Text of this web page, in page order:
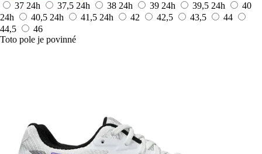
37 24h 37,5 24h 38 24h 39 24h 39,5 24h
40
24h
40,5 24h 41,5 24h 42 42,5 43,5
44
44,5
46
Toto pole je povinné